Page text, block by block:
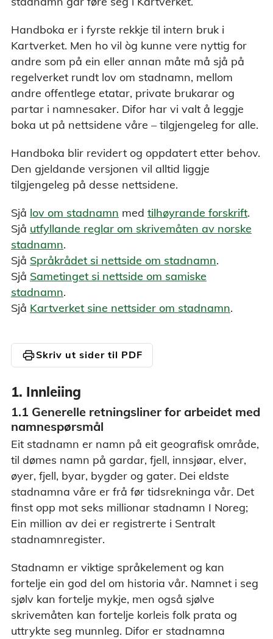
Handboka er i fyrste rekkje til intern bruk i
Kartverket. Men ho vil òg kunne vere nyttig for
andre som på ein eller annan måte må sjå på
regelverket rundt lov om stadnamn, mellom
andre offentlege etatar, private brukarar og
partar i namnesaker. Difor har vi valt å leggje
boka ut på nettsidene våre – tilgjengeleg for alle.
Handboka blir revidert og oppdatert etter behov.
Den gjeldande versjonen vil alltid liggje
tilgjengeleg på desse nettsidene.
Sjå lov om stadnamn med tilhøyrande forskrift.
Sjå utfyllande reglar om skrivemåten av norske
stadnamn.
Sjå Språkrådet si nettside om stadnamn.
Sjå Sametinget si nettside om samiske
stadnamn.
Sjå Kartverket sine nettsider om stadnamn.
printSkriv ut sider til PDF
1. Innleiing
1.1 Generelle retningsliner for arbeidet med
namnespørsmål
Eit stadnamn er namn på eit geografisk område,
til dømes namn på gardar, fjell, innsjøar, elver,
øyer, fjell, byar, bygder og gater. Dei eldste
stadnamna våre er frå før tidsrekninga vår. Det
finst opp mot seks millionar stadnamn I Noreg;
Ein million av dei er registrerte i Sentralt
stadnamnregister.
Stadnamn er viktige språkelement og kan
fortelje ein god del om historia vår. Namnet i seg
sjølv kan fortelje mykje, men også sjølve
skrivemåten kan fortelje korleis folk prata og
uttrykte seg munnleg. Difor er stadnamna